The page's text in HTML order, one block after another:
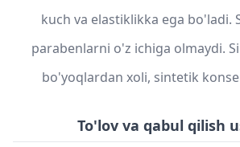
kuch va elastiklikka ega bo'ladi.
parabenlarni o'z ichiga olmaydi.
bo'yoqlardan xoli, sintetik
To'lov va qabul qilish